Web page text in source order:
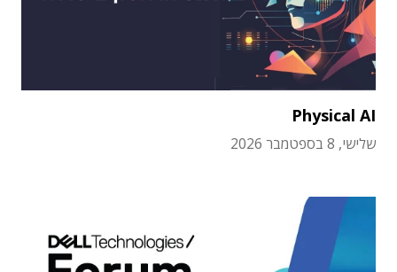
Physical AI
שלישי, 8 בספטמבר 2026